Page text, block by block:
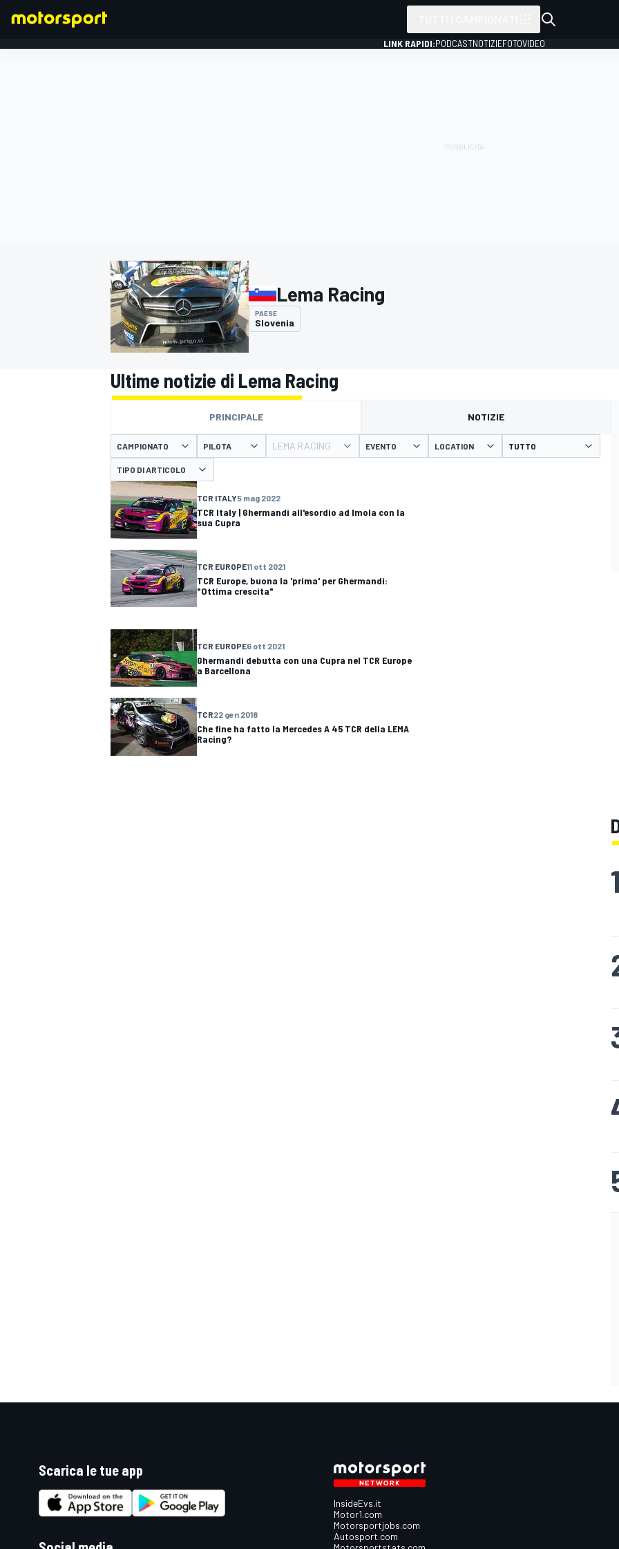
MOTOGP WEC
WRC
ENDURANCE/GT
LINK RAPIDI:PODCASTNOTIZIEFOTOVIDEO
Lema Racing
PAESE
Slovenia
Ultime notizie di Lema Racing
PRINCIPALE NOTIZIE
CAMPIONATO PILOTA LEMA RACING EVENTO LOCATION
TIPO DI ARTICOLO
TCR ITALY5 mag 2022
TCR Italy | Ghermandi all'esordio ad Imola con la
sua Cupra
TCR EUROPE11 ott 2021
TCR Europe, buona la 'prima' per Ghermandi:
"Ottima crescita"
TCR EUROPE6 ott 2021
Ghermandi debutta con una Cupra nel TCR Europe
a Barcellona
TCR22 gen 2018
Che fine ha fatto la Mercedes A 45 TCR della LEMA
Racing?
1
Scarica le tue app
InsideEvs.it
Motor1.com
Motorsportjobs.com
Autosport.com